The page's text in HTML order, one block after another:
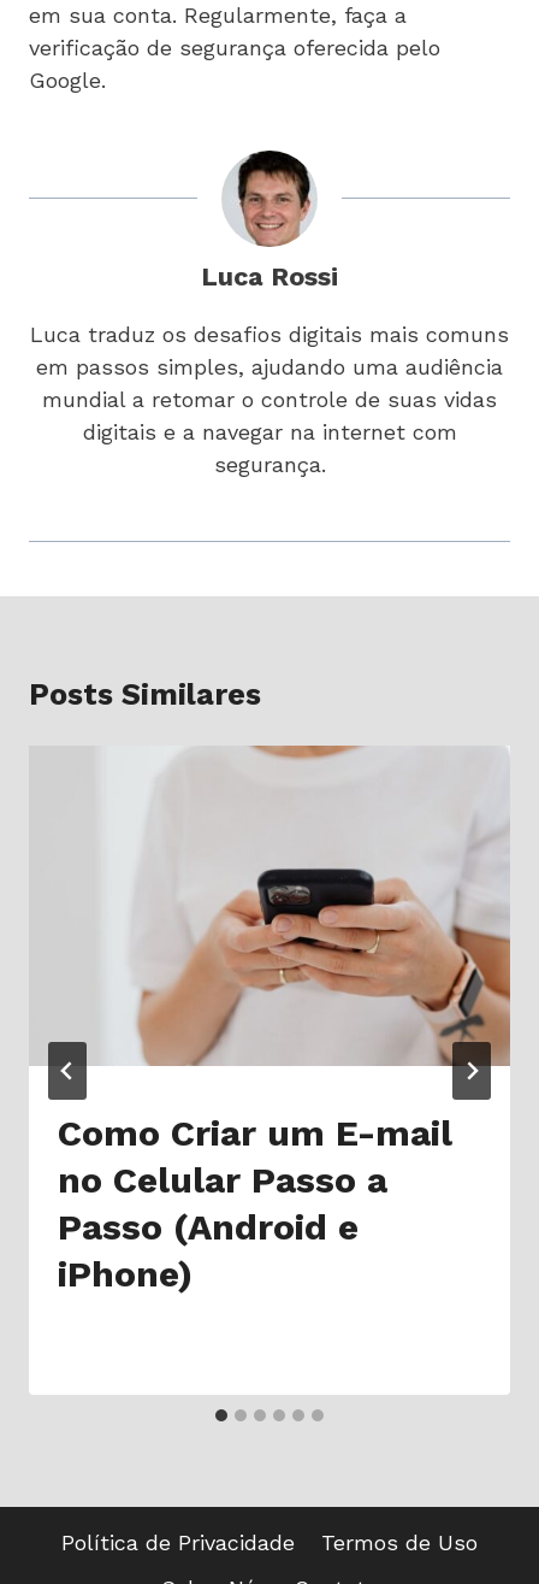
em sua conta. Regularmente, faça a
verificação de segurança oferecida pelo
Google.
Luca Rossi
Luca traduz os desafios digitais mais comuns
em passos simples, ajudando uma audiência
mundial a retomar o controle de suas vidas
digitais e a navegar na internet com
segurança.
Posts Similares
Como Criar um E-mail
no Celular Passo a
Passo (Android e
iPhone)
Política de Privacidade
Termos de Uso